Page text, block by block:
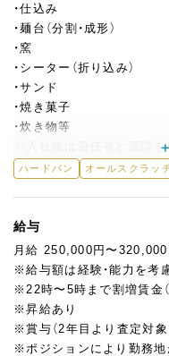
・仕込み
・麺台（分割・成形）
・窯
・シーター（折り込み）
・サンド
・焼き菓子
・炊き物等
※入社後は責任者と面談を
します。その後は約2～6ヵ
◆THE CITY BAKERYで
[1] すべてのポジションを
[2] 充実した機材を完備！
[3] リフレッシュ休暇や有
[4] 入社年数に関わらず、
[5] パン勉強会あり（製造
ハードパン オールスクラッ
給与
月給 250,000円〜320,000
※給与額は経験・能力を考
※22時〜5時まで割増賃金
※昇給あり
※賞与（2年目より査定対象
※ポジションにより勤務